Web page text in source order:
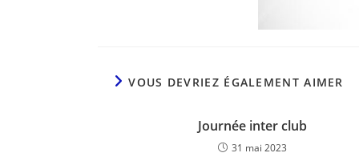
VOUS DEVRIEZ ÉGALEMENT AIMER
Journée inter club
31 mai 2023